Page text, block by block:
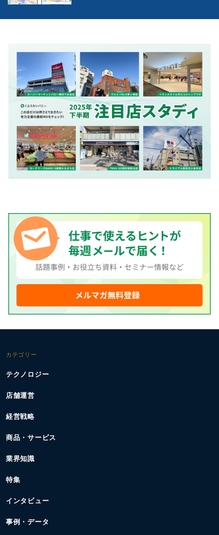
カテゴリー
テクノロジー
店舗運営
経営戦略
商品・サービス
業界知識
特集
インタビュー
事例・データ